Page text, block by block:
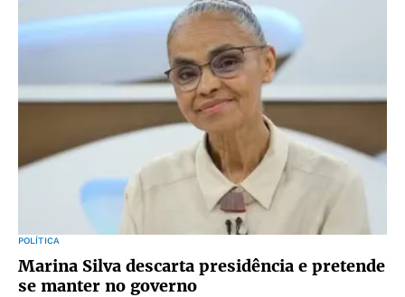
POLÍTICA
Marina Silva descarta presidência e pretende
se manter no governo